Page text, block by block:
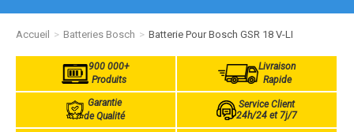
Accueil Batteries Bosch Batterie Pour Bosch GSR 18 V-LI
900 000+
Produits
Livraison
Rapide
Garantie
de Qualité
Service Client
24h/24 et 7j/7